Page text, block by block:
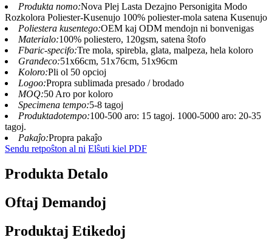
Produkta nomo:Nova Plej Lasta Dezajno Personigita Modo
Rozkolora Poliester-Kusenujo 100% poliester-mola satena Kusenujo
Poliestera kusentego:OEM kaj ODM mendojn ni bonvenigas
Materialo:100% poliestero, 120gsm, satena ŝtofo
Fbaric-specifo:Tre mola, spirebla, glata, malpeza, hela koloro
Grandeco:51x66cm, 51x76cm, 51x96cm
Koloro:Pli ol 50 opcioj
Logoo:Propra sublimada presado / brodado
MOQ:50 Aro por koloro
Specimena tempo:5-8 tagoj
Produktadotempo:100-500 aro: 15 tagoj. 1000-5000 aro: 20-35
tagoj.
Pakaĵo:Propra pakaĵo
Sendu retpoŝton al ni Elŝuti kiel PDF
Produkta Detalo
Oftaj Demandoj
Produktaj Etikedoj